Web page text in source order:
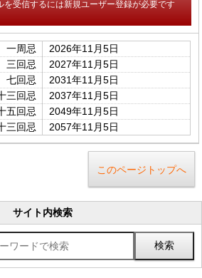
を受信するには新規ユーザー登録が必要です
一周忌
2026年11月5日
三回忌
2027年11月5日
七回忌
2031年11月5日
三回忌
2037年11月5日
五回忌
2049年11月5日
三回忌
2057年11月5日
このページトップへ
サイト内検索